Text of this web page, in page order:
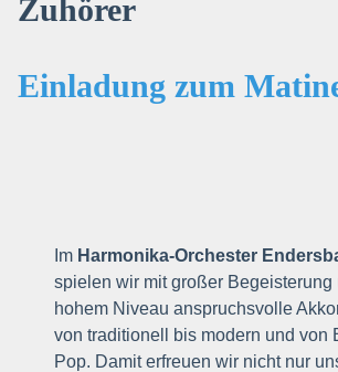
Zuhörer
Einladung zum
Im Harmonika-Orchester
spielen wir mit großer Begeisterung
hohem Niveau anspruchsvolle
von traditionell bis modern und von
Pop. Damit erfreuen wir nicht nur